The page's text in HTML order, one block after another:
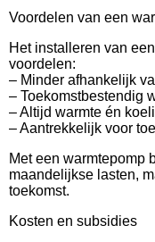
Voordelen van een
Het installeren van
voordelen:
– Minder afhankelijk
– Toekomstbestendig
– Altijd warmte én
– Aantrekkelijk voor
Met een warmtepomp
maandelijkse lasten,
toekomst.
Kosten en subsidies